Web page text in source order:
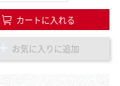
カートに入れる
お気に入りに追加